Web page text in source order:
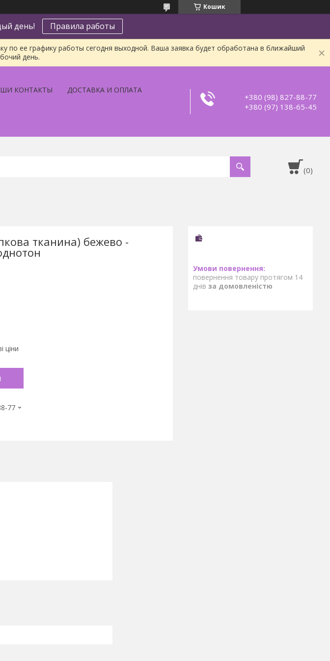
Кошик
день! Правила работы
по ее графику работы сегодня выходной. Ваша заявка будет обработана в ближайший
день.
КОНТАКТЫ ДОСТАВКА И ОПЛАТА
+380 (98) 827-88-77
+380 (97) 138-65-45
тканина) бежево -
ціни
77
повернення товару протягом 14
днів за домовленістю